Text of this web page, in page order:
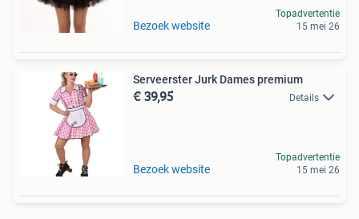
Bezoek website
Topadvertentie
15 mei 26
Serveerster Jurk Dames premium
€ 39,95 Details
Bezoek website
Topadvertentie
15 mei 26